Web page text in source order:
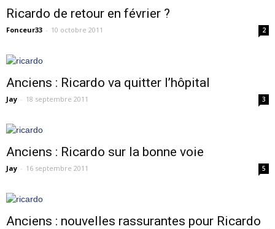
Ricardo de retour en février ?
Fonceur33 - 10 octobre 2011 2
Anciens : Ricardo va quitter l’hôpital
Jay - 18 septembre 2011 3
Anciens : Ricardo sur la bonne voie
Jay - 16 septembre 2011 5
Anciens : nouvelles rassurantes pour Ricardo